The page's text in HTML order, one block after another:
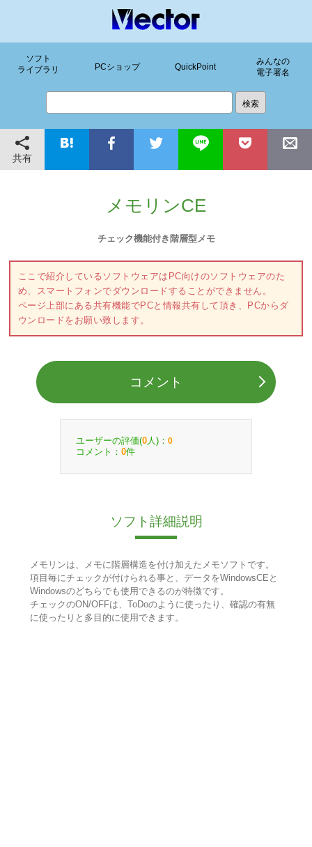
ソフト
ライブラリ
PCショップ QuickPoint
みんなの
電子署名
共有
メモリンCE
チェック機能付き階層型メモ
ここで紹介しているソフトウェアはPC向けのソフトウェアのた
め、スマートフォンでダウンロードすることができません。
ページ上部にある共有機能でPCと情報共有して頂き、PCからダ
ウンロードをお願い致します。
コメント
ユーザーの評価(0 人)： 0
コメント： 0件
ソフト詳細説明
メモリンは、メモに階層構造を付け加えたメモソフトです。
項目毎にチェックが付けられる事と、データをWindowsCEと
Windowsのどちらでも使用できるのが特徴です。
チェックのON/OFFは、ToDoのように使ったり、確認の有無
に使ったりと多目的に使用できます。